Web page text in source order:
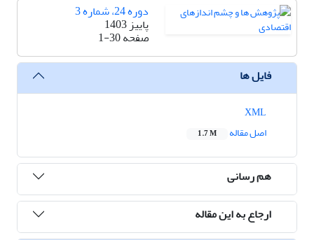
دوره 24، شماره 3
پاییز 1403
صفحه1-30
فایل ها
اصل مقاله
1.7 M
هم رسانی
ارجاع به این مقاله